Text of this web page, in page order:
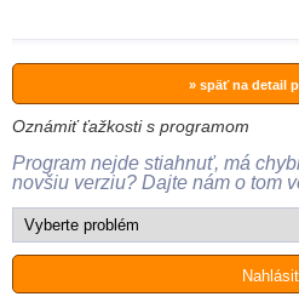
» späť na detail
Oznámiť ťažkosti s programom
Program nejde stiahnuť, má
novšiu verziu? Dajte nám o tom